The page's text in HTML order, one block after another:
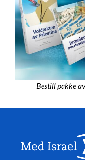
Bestill pakke